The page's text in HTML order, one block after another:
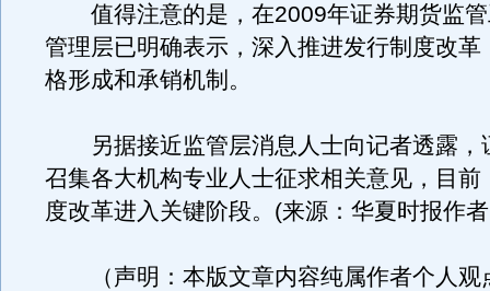
值得注意的是，在2009年证券期货监管
管理层已明确表示，深入推进发行制度改革
格形成和承销机制。
另据接近监管层消息人士向记者透露，
召集各大机构专业人士征求相关意见，目前
度改革进入关键阶段。(来源：华夏时报作
（声明：本版文章内容纯属作者个人观